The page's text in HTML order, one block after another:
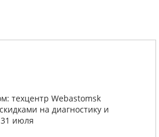
техцентр Webastomsk
на диагностику и
июля